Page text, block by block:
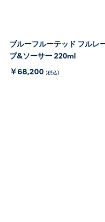
ブルーフルーテッド フルレ
プ&ソーサー 220ml
￥68,200 (税込)